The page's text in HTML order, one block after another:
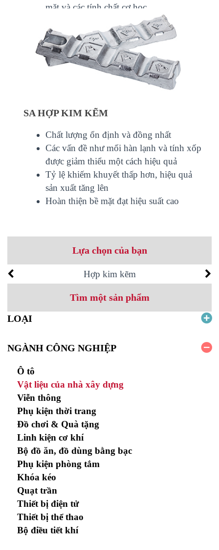
mặt và các tính chất cơ học
SA HỢP KIM KẼM
Chất lượng ổn định và đồng nhất
Các vấn đề như mối hàn lạnh và tính xốp
được giảm thiểu một cách hiệu quả
Tỷ lệ khiếm khuyết thấp hơn, hiệu quả
sản xuất tăng lên
Hoàn thiện bề mặt đạt hiệu suất cao
Lựa chọn của bạn
Hợp kim kẽm
Tìm một sản phẩm
LOẠI
NGÀNH CÔNG NGHIỆP
Ô tô
Vật liệu của nhà xây dựng
Viễn thông
Phụ kiện thời trang
Đồ chơi & Quà tặng
Linh kiện cơ khí
Bộ đồ ăn, đồ dùng bằng bạc
Phụ kiện phòng tắm
Khóa kéo
Quạt trần
Thiết bị điện tử
Thiết bị thể thao
Bộ điều tiết khí